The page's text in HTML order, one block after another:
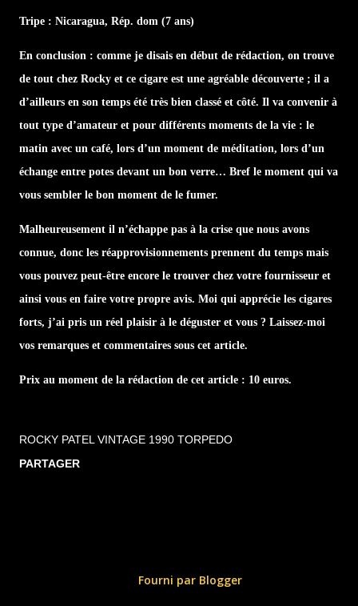
Tripe : Nicaragua, Rép. dom (7 ans)
En conclusion : comme je disais en début de rédaction, on trouve
de tout chez Rocky et ce cigare est une agréable découverte ; il a
d’ailleurs en son temps été très bien classé et côté. Il va convenir à
tout type d’amateur et pour différents moments de la vie : le
matin avec un café, lors d’un moment de méditation, lors d’un
échange entre potes devant un bon verre… Bref le moment qui va
vous sembler le bon moment de le fumer.
Malheureusement il n’échappe pas à la crise que nous avons
connue, donc les réapprovisionnements prennent du temps mais
vous pouvez peut-être encore le trouver chez votre fournisseur et
ainsi vous en faire votre propre avis. Moi qui apprécie les cigares
forts, j’ai pris un réel plaisir à le déguster et vous ? Laissez-moi
vos remarques et commentaires sous cet article.
Prix au moment de la rédaction de cet article : 10 euros.
ROCKY PATEL VINTAGE 1990 TORPEDO
PARTAGER
Fourni par Blogger